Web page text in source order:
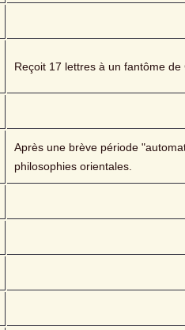
Reçoit 17 lettres à un fantôme
Après une brève période
philosophies orientales.